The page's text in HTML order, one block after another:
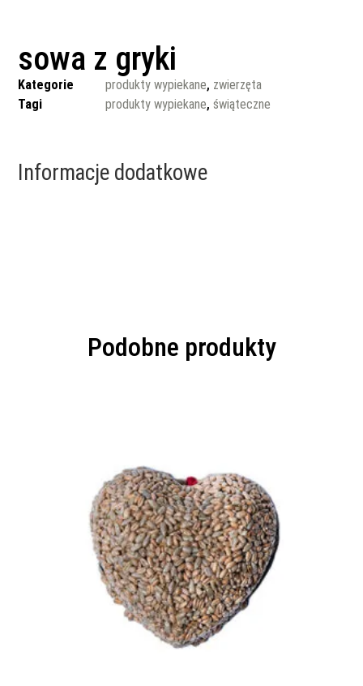
sowa z gryki
Kategorie produkty wypiekane, zwierzęta
Tagi
produkty wypiekane,świąteczne
Informacje dodatkowe
Podobne produkty